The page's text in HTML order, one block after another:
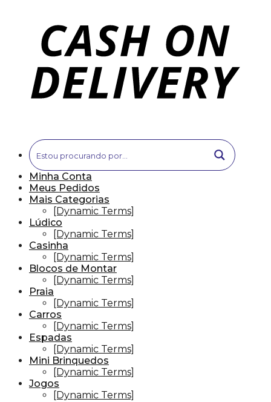
Minha Conta
Meus Pedidos
Mais Categorias
[Dynamic Terms]
Lúdico
[Dynamic Terms]
Casinha
[Dynamic Terms]
Blocos de Montar
[Dynamic Terms]
Praia
[Dynamic Terms]
Carros
[Dynamic Terms]
Espadas
[Dynamic Terms]
Mini Brinquedos
[Dynamic Terms]
Jogos
[Dynamic Terms]